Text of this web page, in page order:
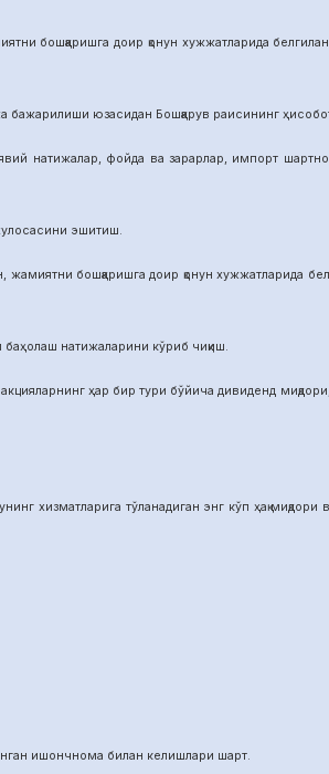
доир қонун хужжатларида
юзасидан Бошқарув раисининг
фойда ва зарарлар, импорт
эшитиш.
бошқаришга доир қонун хужжатларида
натижаларини кўриб чиқиш.
ҳар бир тури бўйича дивиденд миқдори,
хизматларига тўланадиган энг кўп ҳақ
ишончнома билан келишлари шарт.